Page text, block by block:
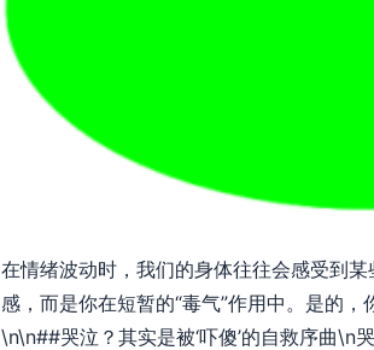
在情绪波动时，我们的身体往往会感受到
感，而是你在短暂的“毒气”作用中。是的
\n\n##哭泣？其实是被‘吓傻’的自救序曲